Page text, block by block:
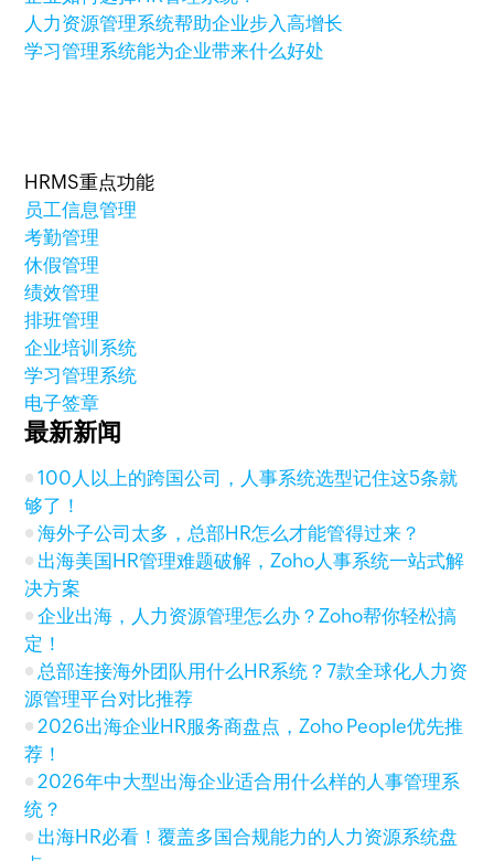
人力资源管理系统帮助企业步入高增长
学习管理系统能为企业带来什么好处
HRMS重点功能
员工信息管理
考勤管理
休假管理
绩效管理
排班管理
企业培训系统
学习管理系统
电子签章
最新新闻
100人以上的跨国公司，人事系统选型记住这5条就
够了！
海外子公司太多，总部HR怎么才能管得过来？
出海美国HR管理难题破解，Zoho人事系统一站式解
决方案
企业出海，人力资源管理怎么办？Zoho帮你轻松搞
定！
总部连接海外团队用什么HR系统？7款全球化人力资
源管理平台对比推荐
2026出海企业HR服务商盘点，Zoho People优先推
荐！
2026年中大型出海企业适合用什么样的人事管理系
统？
出海HR必看！覆盖多国合规能力的人力资源系统盘